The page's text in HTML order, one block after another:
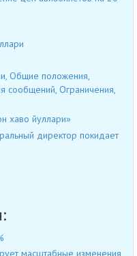
Общие положения,
сообщений, Ограничения,
хаво йуллари»
директор покидает
масштабные изменения